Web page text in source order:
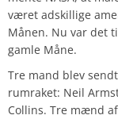
været adskillige
Månen. Nu var det
gamle Måne.
Tre mand blev
rumraket: Neil
Collins. Tre mænd